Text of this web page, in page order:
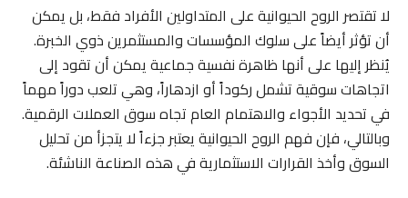
لا تقتصر الروح الحيوانية على المتداولين الأفراد فقط، بل يمكن
أن تؤثر أيضاً على سلوك المؤسسات والمستثمرين ذوي الخبرة.
يُنظر إليها على أنها ظاهرة نفسية جماعية يمكن أن تقود إلى
اتجاهات سوقية تشمل ركوداً أو ازدهاراً، وهي تلعب دوراً مهماً
في تحديد الأجواء والاهتمام العام تجاه سوق العملات الرقمية.
وبالتالي، فإن فهم الروح الحيوانية يعتبر جزءاً لا يتجزأ من تحليل
السوق وأخذ القرارات الاستثمارية في هذه الصناعة الناشئة.